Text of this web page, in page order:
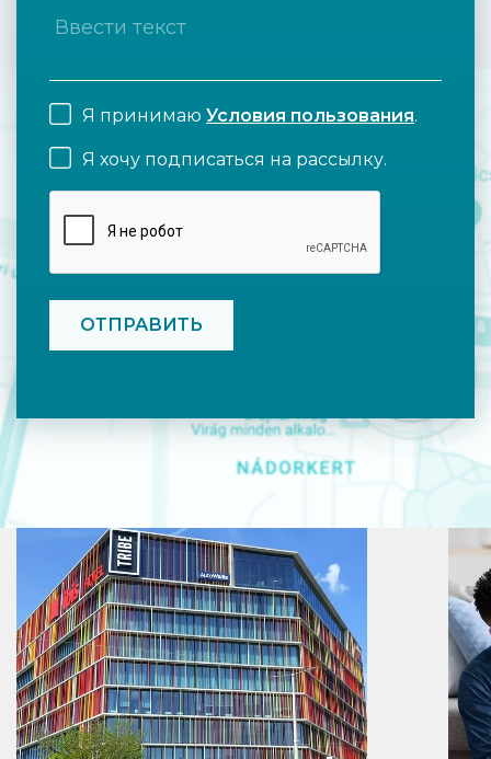
Я принимаю Условия пользования.
Я хочу подписаться на рассылку.
CAPTCHA